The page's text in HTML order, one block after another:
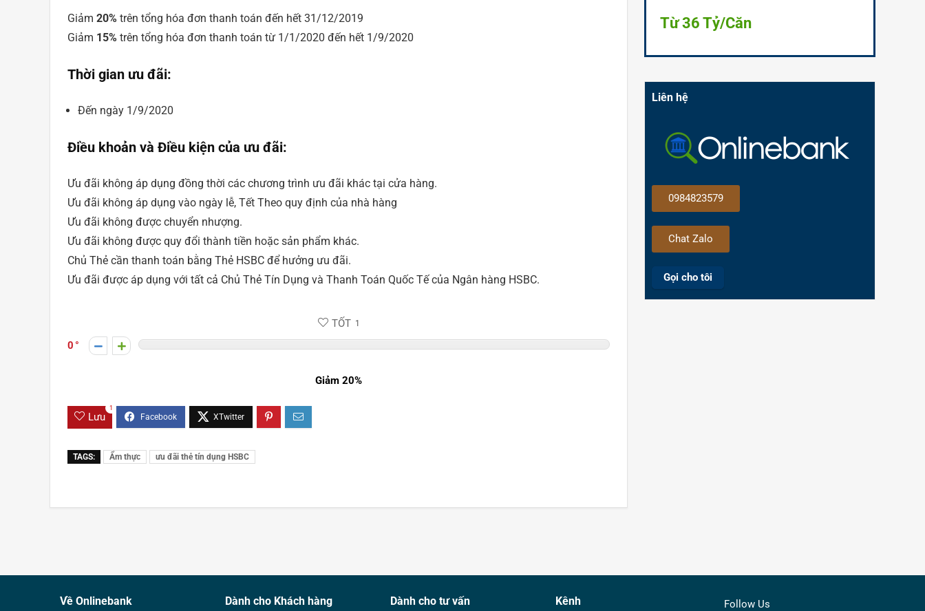
Giảm 20% trên tổng hóa đơn thanh toán đến hết 31/12/2019
Giảm 15% trên tổng hóa đơn thanh toán từ 1/1/2020 đến hết 1/9/2020
Thời gian ưu đãi:
Đến ngày 1/9/2020
Điều khoản và Điều kiện của ưu đãi:
Ưu đãi không áp dụng đồng thời các chương trình ưu đãi khác tại cửa hàng.
Ưu đãi không áp dụng vào ngày lễ, Tết Theo quy định của nhà hàng
Ưu đãi không được chuyển nhượng.
Ưu đãi không được quy đổi thành tiền hoặc sản phẩm khác.
Chủ Thẻ cần thanh toán bằng Thẻ HSBC để hưởng ưu đãi.
Ưu đãi được áp dụng với tất cả Chủ Thẻ Tín Dụng và Thanh Toán Quốc Tế của Ngân hàng HSBC.
TỐT 1
0
Giảm 20%
Lưu
1
TAGS: Ẩm thực ưu đãi thẻ tín dụng HSBC
Từ 36 Tỷ/Căn
Liên hệ
0984823579
Chat Zalo
Gọi cho tôi
Về Onlinebank Dành cho Khách hàng Dành cho tư vấn Kênh Follow Us